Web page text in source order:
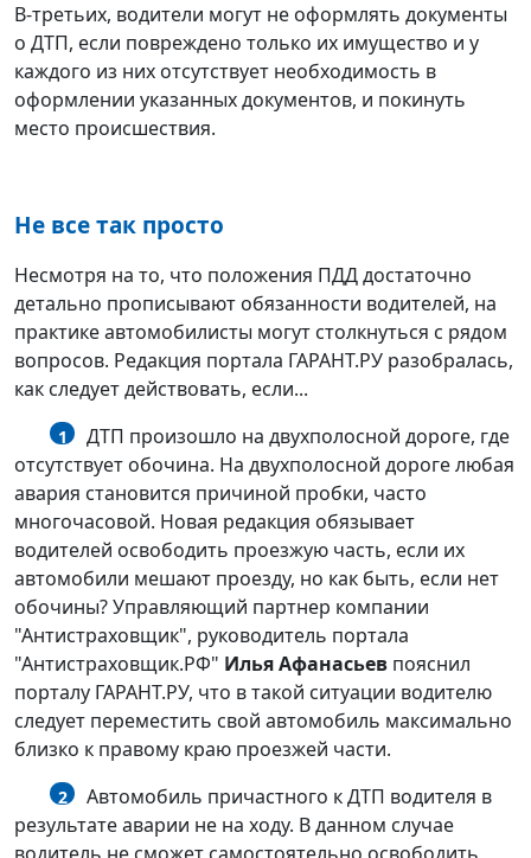
В-третьих, водители могут не оформлять документы
о ДТП, если повреждено только их имущество и у
каждого из них отсутствует необходимость в
оформлении указанных документов, и покинуть
место происшествия.
Не все так просто
Несмотря на то, что положения ПДД достаточно
детально прописывают обязанности водителей, на
практике автомобилисты могут столкнуться с рядом
вопросов. Редакция портала ГАРАНТ.РУ разобралась,
как следует действовать, если...
1
ДТП произошло на двухполосной дороге, где
отсутствует обочина. На двухполосной дороге любая
авария становится причиной пробки, часто
многочасовой. Новая редакция обязывает
водителей освободить проезжую часть, если их
автомобили мешают проезду, но как быть, если нет
обочины? Управляющий партнер компании
"Антистраховщик", руководитель портала
"Антистраховщик.РФ" Илья Афанасьев пояснил
порталу ГАРАНТ.РУ, что в такой ситуации водителю
следует переместить свой автомобиль максимально
близко к правому краю проезжей части.
2
Автомобиль причастного к ДТП водителя в
результате аварии не на ходу. В данном случае